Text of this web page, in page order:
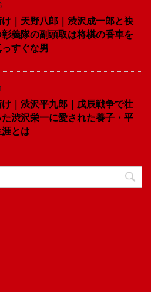
｜天野八郎｜渋沢成一郎と袂
義隊の副頭取は将棋の香車を
すぐな男
｜渋沢平九郎｜戊辰戦争で壮
渋沢栄一に愛された養子・平
とは